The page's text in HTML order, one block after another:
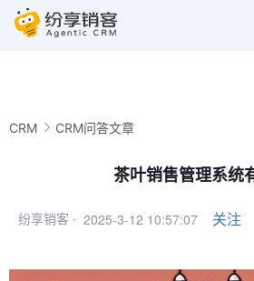
CRM CRM问答文章
茶叶销售管理系统
纷享销客 · 2025-3-12 10:57:07 关注